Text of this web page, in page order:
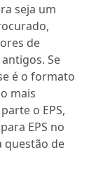
seja um
de
Se
é o formato
mais
o EPS,
EPS no
questão de